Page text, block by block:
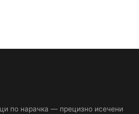
по нарачка — прецизно исечени